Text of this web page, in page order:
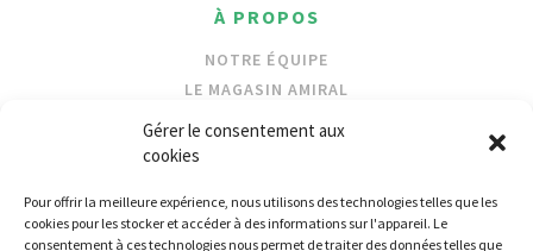
Gérer le consentement aux
cookies
Pour offrir la meilleure expérience, nous utilisons des technologies telles que les
cookies pour les stocker et accéder à des informations sur l'appareil. Le
consentement à ces technologies nous permet de traiter des données telles que
À PROPOS
NOTRE ÉQUIPE
LE MAGASIN AMIRAL
NOS INGRÉDIENTS
PROTECTION DES OCÉANS
REVENDEURS